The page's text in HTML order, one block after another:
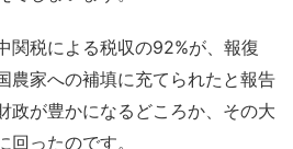
関税による税収の92%が、報復
農家への補填に充てられたと報告
政が豊かになるどころか、その大
ったのです。